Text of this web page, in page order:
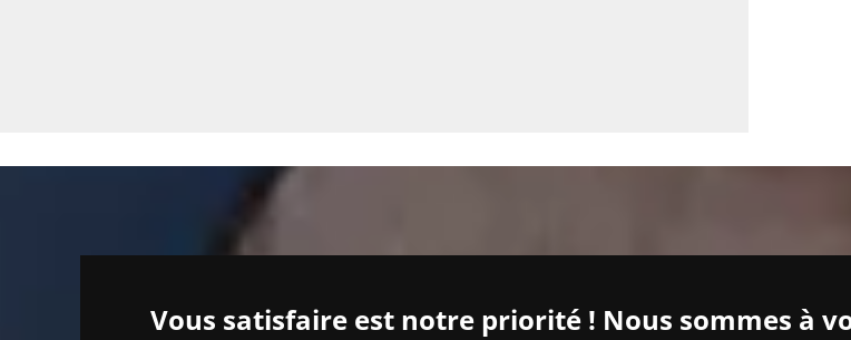
Vous satisfaire est notre priorité ! Nous sommes à